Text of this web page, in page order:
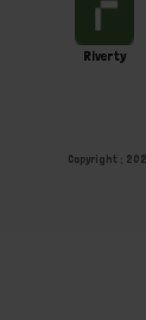
Riverty
Copyright ;